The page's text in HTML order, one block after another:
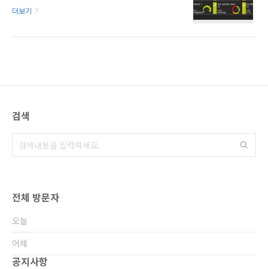
Agent 운영 방식은 서버관리자 별 호불호가 있
현하길 원하며, 이기종 OS(Linux, Unix)와 같은
에 보다 구체화 시키고, 오..
더보기
검색
전체 방문자
오늘
어제
공지사항